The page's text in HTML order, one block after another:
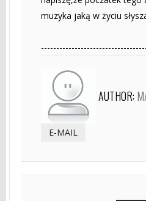
muzyka jaką w życiu
AUTHOR:
E-MAIL